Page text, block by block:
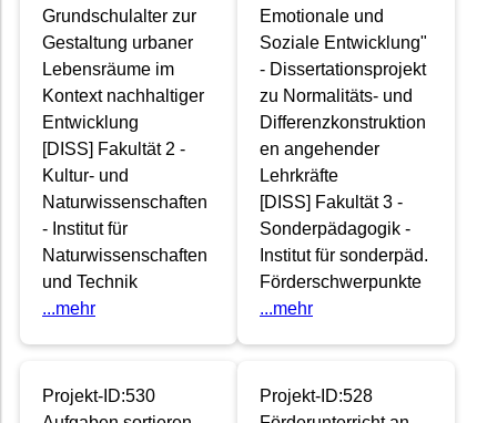
Grundschulalter zur
Gestaltung urbaner
Lebensräume im
Kontext nachhaltiger
Entwicklung
[DISS] Fakultät 2 -
Kultur- und
Naturwissenschaften
- Institut für
Naturwissenschaften
und Technik
...mehr
Emotionale und
Soziale Entwicklung"
- Dissertationsprojekt
zu Normalitäts- und
Differenzkonstruktion
en angehender
Lehrkräfte
[DISS] Fakultät 3 -
Sonderpädagogik -
Institut für sonderpäd.
Förderschwerpunkte
...mehr
Projekt-ID:530
Projekt-ID:528